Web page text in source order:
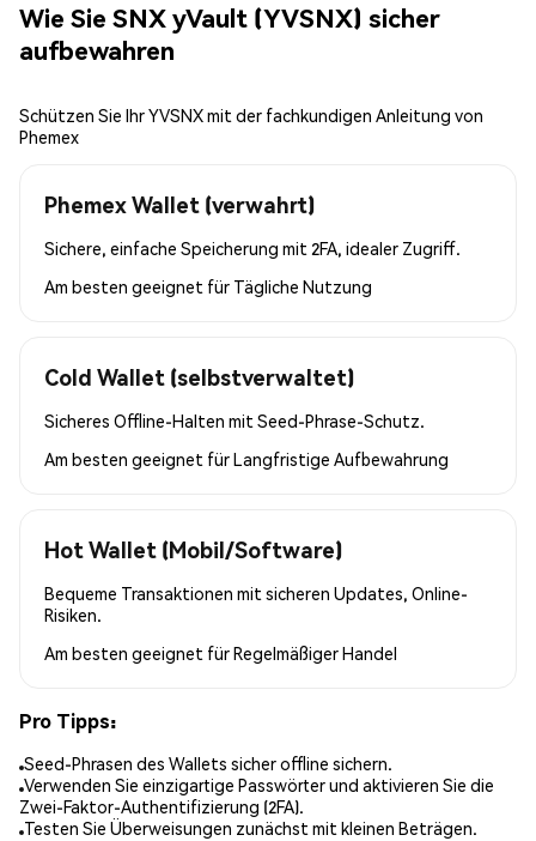
Wie Sie SNX yVault (YVSNX) sicher
aufbewahren
Schützen Sie Ihr YVSNX mit der fachkundigen Anleitung von
Phemex
Phemex Wallet (verwahrt)
Sichere, einfache Speicherung mit 2FA, idealer Zugriff.
Am besten geeignet für Tägliche Nutzung
Cold Wallet (selbstverwaltet)
Sicheres Offline-Halten mit Seed-Phrase-Schutz.
Am besten geeignet fürLangfristige Aufbewahrung
Hot Wallet (Mobil/Software)
Bequeme Transaktionen mit sicheren Updates, Online-
Risiken.
Am besten geeignet fürRegelmäßiger Handel
Pro Tipps:
Seed-Phrasen des Wallets sicher offline sichern.
Verwenden Sie einzigartige Passwörter und aktivieren Sie die
Zwei-Faktor-Authentifizierung (2FA).
Testen Sie Überweisungen zunächst mit kleinen Beträgen.